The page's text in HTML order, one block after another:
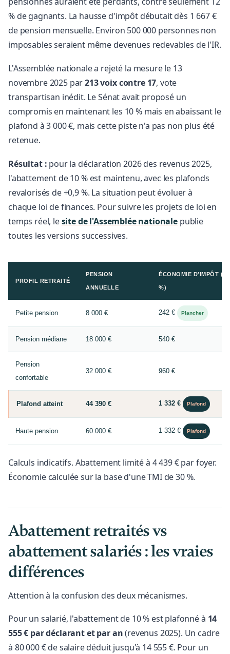
% de gagnants. La hausse d'impôt débutait dès 1 667 €
de pension mensuelle. Environ 500 000 personnes non
imposables seraient même devenues redevables de l'IR.
L'Assemblée nationale a rejeté la mesure le 13
novembre 2025 par213 voix contre 17, vote
transpartisan inédit. Le Sénat avait proposé un
compromis en maintenant les 10 % mais en abaissant le
plafond à 3 000 €, mais cette piste n'a pas non plus été
retenue.
Résultat : pour la déclaration 2026 des revenus 2025,
l'abattement de 10 % est maintenu, avec les plafonds
revalorisés de +0,9 %. La situation peut évoluer à
chaque loi de finances. Pour suivre les projets de loi en
temps réel, lesite de l'Assemblée nationalepublie
toutes les versions successives.
PROFIL RETRAITÉ
PENSION
ANNUELLE
ÉCONOMIE D'IMPÔT
%)
Petite pension 8 000 € 242 € Plancher
Pension médiane 18 000 € 540 €
Pension
confortable
32 000 € 960 €
Plafond atteint 44 390 € 1 332 € Plafond
Haute pension 60 000 € 1 332 € Plafond
Calculs indicatifs. Abattement limité à 4 439 € par foyer.
Économie calculée sur la base d'une TMI de 30 %.
Abattement retraités vs
abattement salariés : les vraies
différences
Attention à la confusion des deux mécanismes.
Pour un salarié, l'abattement de 10 % est plafonné à 14
555 € par déclarant et par an(revenus 2025). Un cadre
à 80 000 € de salaire déduit jusqu'à 14 555 €. Pour un